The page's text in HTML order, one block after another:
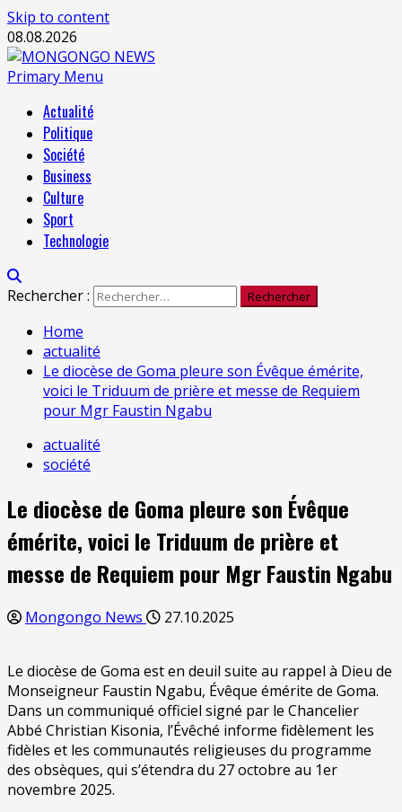
Skip to content
08.08.2026
Primary Menu
Actualité
Politique
Société
Business
Culture
Sport
Technologie
Rechercher :
Home
actualité
Le diocèse de Goma pleure son Évêque émérite,
voici le Triduum de prière et messe de Requiem
pour Mgr Faustin Ngabu
actualité
société
Le diocèse de Goma pleure son Évêque
émérite, voici le Triduum de prière et
messe de Requiem pour Mgr Faustin Ngabu
Mongongo News 27.10.2025
Le diocèse de Goma est en deuil suite au rappel à Dieu de
Monseigneur Faustin Ngabu, Évêque émérite de Goma.
Dans un communiqué officiel signé par le Chancelier
Abbé Christian Kisonia, l’Évêché informe fidèlement les
fidèles et les communautés religieuses du programme
des obsèques, qui s’étendra du 27 octobre au 1er
novembre 2025.